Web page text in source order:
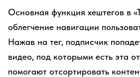
Основная функция хештегов в
облегчение навигации
Нажав на тег, подписчик
видео, под которыми есть эта
помогают отсортировать